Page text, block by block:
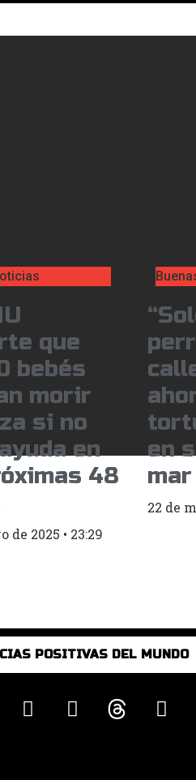
que
bebés
morir
si no
en
48
de 2025 23:29
en
mar
22 de
POSITIVAS DEL MUNDO